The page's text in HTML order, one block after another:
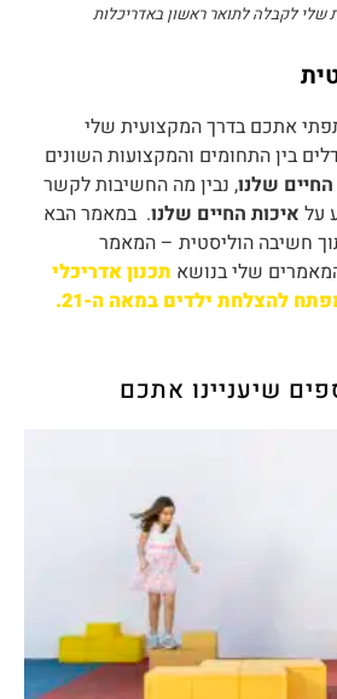
שלי לקבלה לתואר ראשון באדריכלות
אתכם בדרך המקצועית שלי
בין התחומים והמקצועות השונים
שלנו, נבין מה החשיבות לקשר
על איכות החיים שלנו. במאמר הבא
חשיבה הוליסטית – המאמר
שלי בנושא תכנון אדריכלי
להצלחת ילדים במאה ה-21.
שיעניינו אתכם